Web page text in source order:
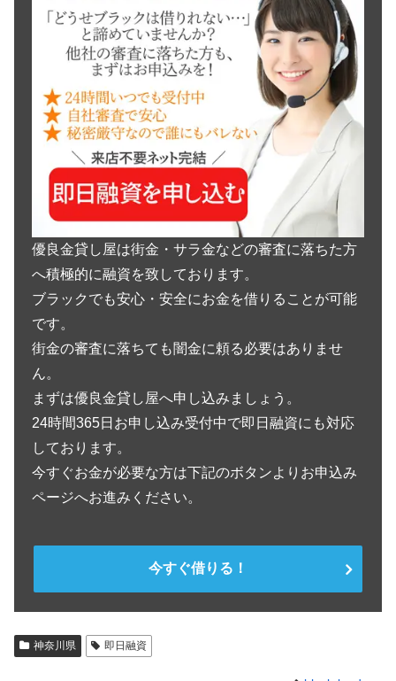
優良金貸し屋は街金・サラ金などの審査に落ちた方
へ積極的に融資を致しております。
ブラックでも安心・安全にお金を借りることが可能
です。
街金の審査に落ちても闇金に頼る必要はありませ
ん。
まずは優良金貸し屋へ申し込みましょう。
24時間365日お申し込み受付中で即日融資にも対応
しております。
今すぐお金が必要な方は下記のボタンよりお申込み
ページへお進みください。
今すぐ借りる！
神奈川県 即日融資